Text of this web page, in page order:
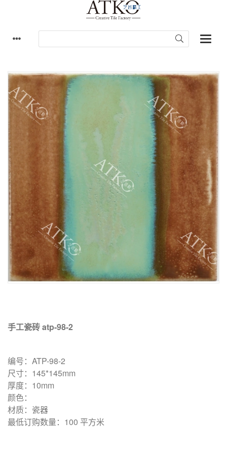
手工瓷砖 atp-98-2
编号：ATP-98-2
尺寸：145*145mm
厚度：10mm
颜色：
材质：瓷器
最低订购数量：100 平方米